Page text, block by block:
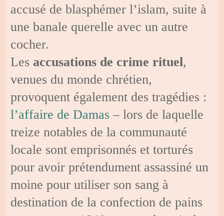
accusé de blasphémer l’islam, suite à
une banale querelle avec un autre
cocher.
Les accusations de crime rituel,
venues du monde chrétien,
provoquent également des tragédies :
l’affaire de Damas – lors de laquelle
treize notables de la communauté
locale sont emprisonnés et torturés
pour avoir prétendument assassiné un
moine pour utiliser son sang à
destination de la confection de pains